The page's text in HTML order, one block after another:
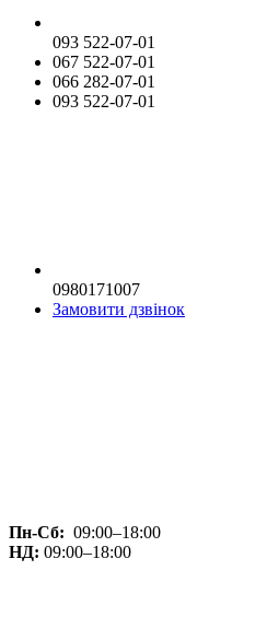
093 522-07-01
067 522-07-01
066 282-07-01
093 522-07-01
0980171007
Замовити дзвінок
Пн-Сб: 09:00–18:00
НД: 09:00–18:00